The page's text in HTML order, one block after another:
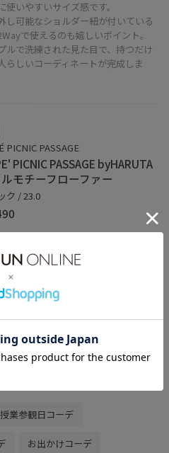
使いやすいサイズ感です。
し可能なショルダー紐が付いている
で使えるのも嬉しいポイント。
ルで洗練された見た目で、持つだけ
らしいコーディネートが完成しま
PICNIC PASSAGE
PICNIC PASSAGE byHARUTA
モチーフローファー
ク / 23.0
トのロゴパーツがさりげなく、アク
トになってくれるデザインで、大人が
すいデザインのローファーです。
部分は太さがあるので安定感があ
合いやすいと感じました。
授業参観日コーデ
お出かけコーデ